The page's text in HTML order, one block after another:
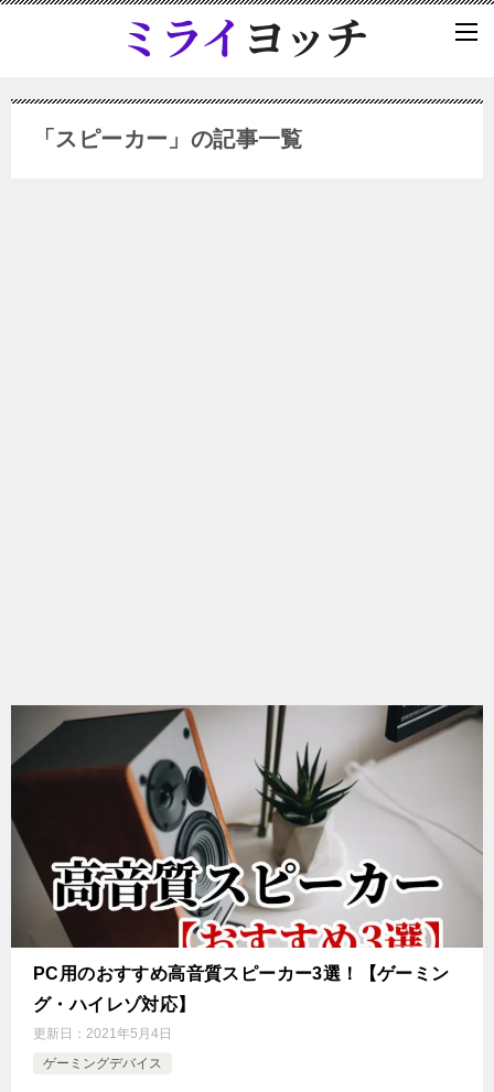
「スピーカー」の記事一覧
PC用のおすすめ高音質スピーカー3選！【ゲーミン
グ・ハイレゾ対応】
更新日： 2021年5月4日
ゲーミングデバイス